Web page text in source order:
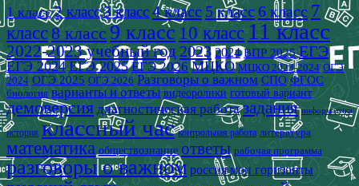
1 класс 2 класс3 класс4 класс 5 класс 6 класс 7
класс8 класс 9 класс 10 класс 11 класс
2022-2023 учебный год 2023 2024 ВПР 2025 ЕГЭ
ЕГЭ 2024 ЕГЭ 2025 ЕГЭ 2026 МЦКО МЦКО 2023-2024 ОГЭ
2024 ОГЭ 2025 ОГЭ 2026 Разговоры о важном СПО ФГОС
биология варианты и ответы видеоролики готовый вариант
демоверсия диагностическая работа задания информатика
история классный час контрольная работа литература
математика обществознание ответы рабочая программа
разговоры о важном россия мои горизонты